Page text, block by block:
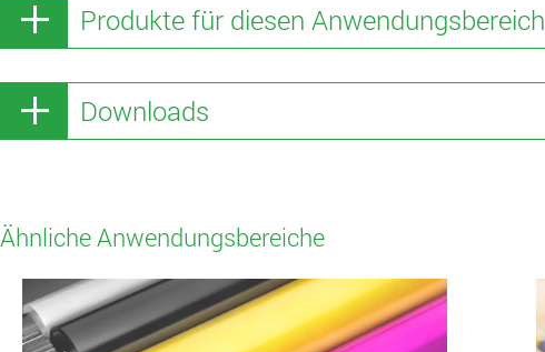
Produkte für diesen Anwendungsbereich
Downloads
Ähnliche Anwendungsbereiche